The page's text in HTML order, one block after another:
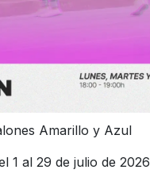
Amarillo y Azul
1 al 29 de julio de 2026